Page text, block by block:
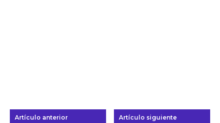
Artículo anterior Artículo siguiente